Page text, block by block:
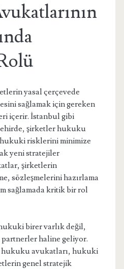
yasal çerçevede
sağlamak için gereken
içerir. İstanbul gibi
şirketler hukuku
risklerini minimize
yeni stratejiler
şirketlerin
sözleşmelerini hazırlama
sağlamada kritik bir rol
birer varlık değil,
partnerler haline geliyor.
avukatları, hukuki
genel stratejik